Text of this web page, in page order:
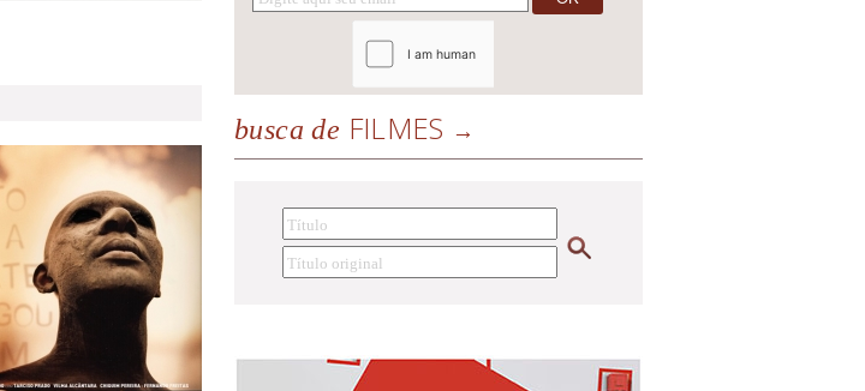
busca de FILMES